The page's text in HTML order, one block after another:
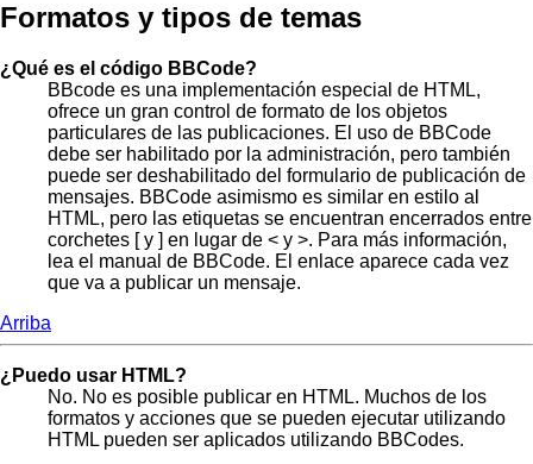
Formatos y tipos de temas
¿Qué es el código BBCode?
BBcode es una implementación especial de HTML,
ofrece un gran control de formato de los objetos
particulares de las publicaciones. El uso de BBCode
debe ser habilitado por la administración, pero también
puede ser deshabilitado del formulario de publicación de
mensajes. BBCode asimismo es similar en estilo al
HTML, pero las etiquetas se encuentran encerrados entre
corchetes [ y ] en lugar de < y >. Para más información,
lea el manual de BBCode. El enlace aparece cada vez
que va a publicar un mensaje.
Arriba
¿Puedo usar HTML?
No. No es posible publicar en HTML. Muchos de los
formatos y acciones que se pueden ejecutar utilizando
HTML pueden ser aplicados utilizando BBCodes.